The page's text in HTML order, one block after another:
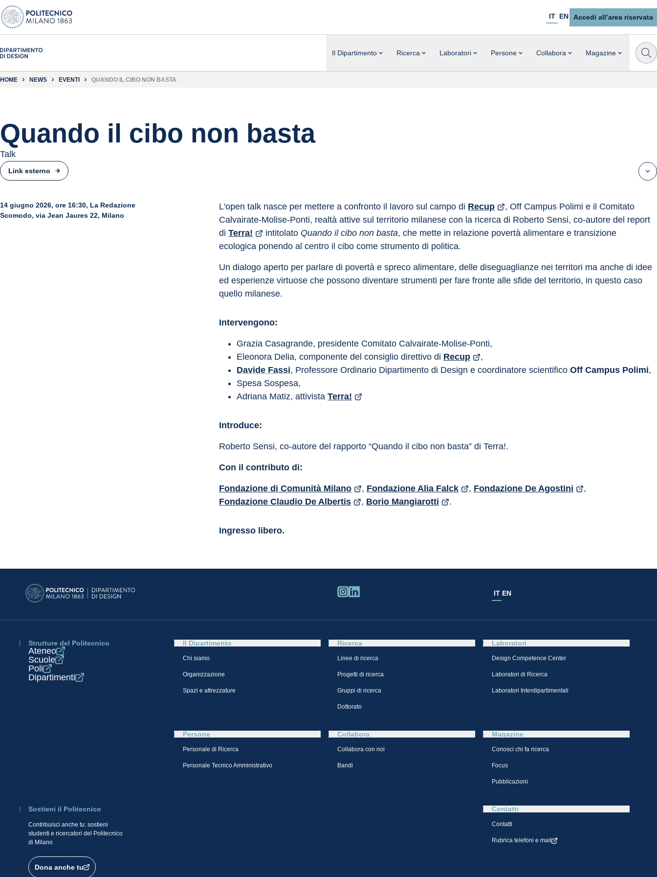
IT EN Accedi all’area riservata
Il Dipartimento Ricerca Laboratori Persone Collabora Magazine
HOME NEWS EVENTI QUANDO IL CIBO NON BASTA
Quando il cibo non basta
Talk
Link esterno
14 giugno 2026, ore 16:30, La Redazione
Scomodo, via Jean Jaures 22, Milano
L'open talk nasce per mettere a confronto il lavoro sul campo di Recup
, Off Campus Polimi e il Comitato
Calvairate-Molise-Ponti, realtà attive sul territorio milanese con la ricerca di Roberto Sensi, co-autore del report
di Terra! intitolato Quando il cibo non basta, che mette in relazione povertà alimentare e transizione
ecologica ponendo al centro il cibo come strumento di politica.
Un dialogo aperto per parlare di povertà e spreco alimentare, delle diseguaglianze nei territori ma anche di idee
ed esperienze virtuose che possono diventare strumenti per fare fronte alle sfide del territorio, in questo caso
quello milanese.
Intervengono:
Grazia Casagrande, presidente Comitato Calvairate-Molise-Ponti,
Eleonora Delia, componente del consiglio direttivo di Recup
,
Davide Fassi, Professore Ordinario Dipartimento di Design e coordinatore scientifico Off Campus Polimi,
Spesa Sospesa,
Adriana Matiz, attivista Terra!
Introduce:
Roberto Sensi, co-autore del rapporto “Quando il cibo non basta” di Terra!.
Con il contributo di:
Fondazione di Comunità Milano , Fondazione Alia Falck , Fondazione De Agostini
,
Fondazione Claudio De Albertis
, Borio Mangiarotti .
Ingresso libero.
IT EN
Strutture del Politecnico
Ateneo
Scuole
Poli
Dipartimenti
Il Dipartimento
Chi siamo
Organizzazione
Spazi e attrezzature
Ricerca
Linee di ricerca
Progetti di ricerca
Gruppi di ricerca
Dottorato
Laboratori
Design Competence Center​
Laboratori di Ricerca
Laboratori Interdipartimentali
Persone
Personale di Ricerca
Personale Tecnico Amministrativo
Collabora
Collabora con noi
Bandi
Magazine
Conosci chi fa ricerca
Focus
Pubblicazioni
Sostieni il Politecnico
Contribuisci anche tu: sostieni
studenti e ricercatori del Politecnico
di Milano
Dona anche tu
Contatti
Contatti
Rubrica telefoni e mail